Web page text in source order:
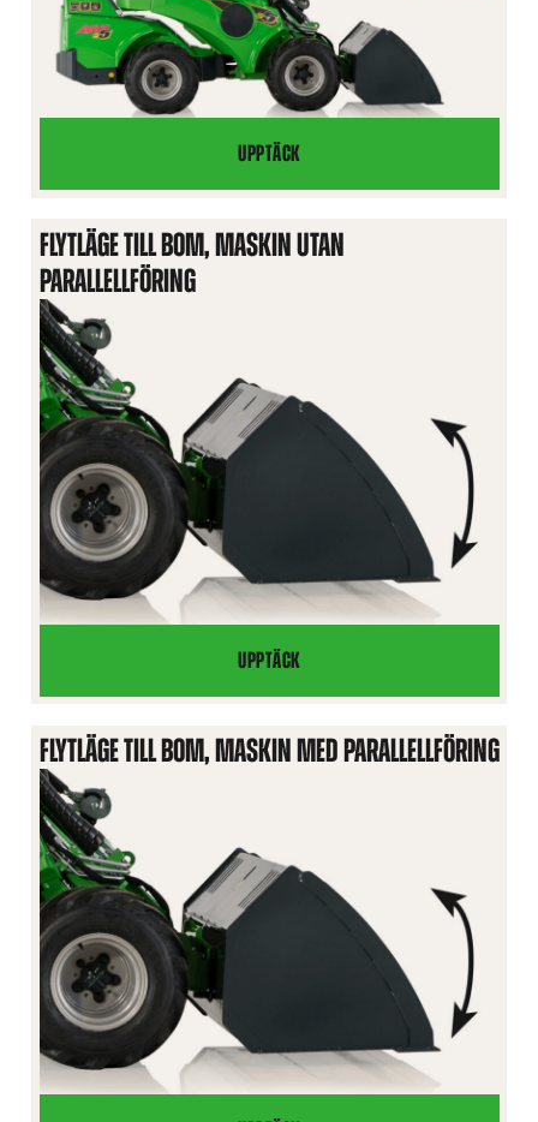
UPPTÄCK
PARALLELLFÖRING
FLYTLÄGE TILL BOM, MASKIN UTAN
PARALLELLFÖRING
UPPTÄCK
FLYTLÄGE
TILL
BOM,
MASKIN
FLYTLÄGE TILL BOM, MASKIN MED PARALLELLFÖRING